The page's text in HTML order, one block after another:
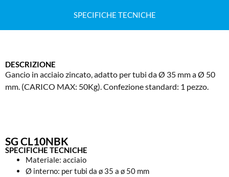
SPECIFICHE TECNICHE
DESCRIZIONE
Gancio in acciaio zincato, adatto per tubi da Ø 35 mm a Ø 50
mm. (CARICO MAX: 50Kg). Confezione standard: 1 pezzo.
SG CL10NBK
SPECIFICHE TECNICHE
Materiale: acciaio
Ø interno: per tubi da ø 35 a ø 50 mm